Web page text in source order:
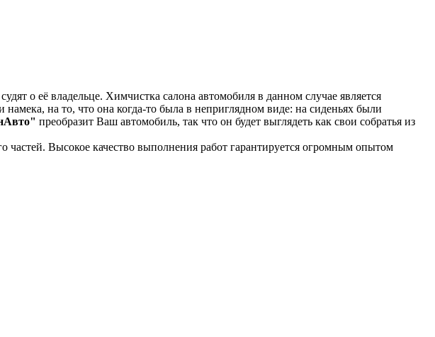
о её владельце. Химчистка салона автомобиля в данном случае является
на то, что она когда-то была в неприглядном виде: на сиденьях были
преобразит Ваш автомобиль, так что он будет выглядеть как свои собратья из
частей. Высокое качество выполнения работ гарантируется огромным опытом